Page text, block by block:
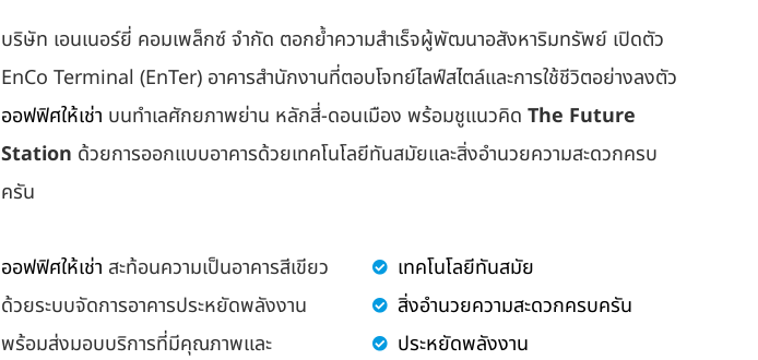
บริษัท เอนเนอร์ยี่ คอมเพล็กซ์ จำกัด ตอกย้ำความสำเร็จผู้พัฒนาอสังหาริมทรัพย์ เปิดตัว
EnCo Terminal (EnTer) อาคารสำนักงานที่ตอบโจทย์ไลฟ์สไตล์และการใช้ชีวิตอย่างลงตัว
ออฟฟิศให้เช่า บนทำเลศักยภาพย่าน หลักสี่-ดอนเมือง พร้อมชูแนวคิด The Future
Station ด้วยการออกแบบอาคารด้วยเทคโนโลยีทันสมัยและสิ่งอำนวยความสะดวกครบ
ครัน
ออฟฟิศให้เช่า สะท้อนความเป็นอาคารสีเขียว
ด้วยระบบจัดการอาคารประหยัดพลังงาน
พร้อมส่งมอบบริการที่มีคุณภาพและ
เทคโนโลยีทันสมัย
สิ่งอำนวยความสะดวกครบครัน
ประหยัดพลังงาน